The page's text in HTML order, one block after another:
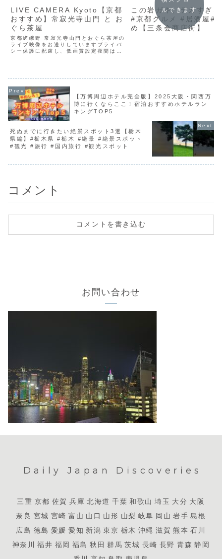
LIVE CAMERA Kyoto【京都
おすすめ】常寂光寺山門 と お
ぐら茶屋
京都嵯峨野 常寂光寺山門とおぐら茶屋の
ライブ映像をお送りしていますプライバ
シー保護に配慮し、低画質設定夜間は暗
この岩ガキ、デカすぎ
#京都グルメ #居酒屋#
め【三条会商店街】
ルできます
【万博周辺ホテル完全版】2025大阪・関西万
博に行くならここ！宿泊おすすめホテルラン
キングTOP5
死ぬまでに行きたい絶景スポット3選【栃木
県編】#栃木県 #栃木 #絶景 #絶景スポット
#観光 #旅行 #国内旅行 #観光スポット
コメント
コメントを書き込む
お問い合わせ
Daily Japan Discoveries
三重 京都 佐賀 兵庫 北海道 千葉 和歌山 埼玉 大分 大阪
奈良 宮城 宮崎 富山 山口 山形 山梨 岐阜 岡山 岩手 島根
広島 徳島 愛媛 愛知 新潟 東京 栃木 沖縄 滋賀 熊本 石川
神奈川
福井 福岡 福島 秋田 群馬 茨城 長崎 長野 青森 静岡